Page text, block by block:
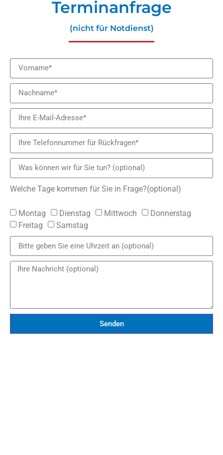
Terminanfrage
(nicht für Notdienst)
Welche Tage kommen für Sie in Frage?(optional)
Montag Dienstag Mittwoch
Donnerstag
Freitag
Samstag
Senden